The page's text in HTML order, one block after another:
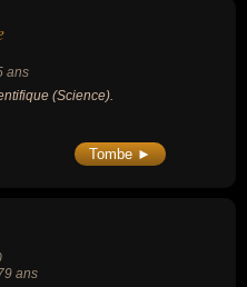
ans
(Science).
Tombe ►
79 ans